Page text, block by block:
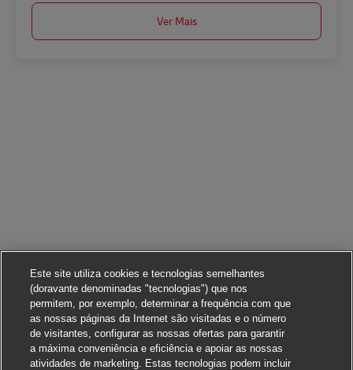
Ver Mais
Este site utiliza cookies e tecnologias semelhantes
(doravante denominadas "tecnologias") que nos
permitem, por exemplo, determinar a frequência com que
as nossas páginas da Internet são visitadas e o número
de visitantes, configurar as nossas ofertas para garantir
a máxima conveniência e eficiência e apoiar as nossas
atividades de marketing. Estas tecnologias podem incluir